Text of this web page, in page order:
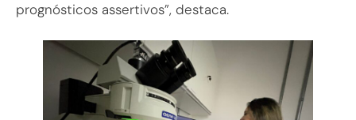
prognósticos assertivos”, destaca.